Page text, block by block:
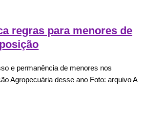
regras para menores de
e permanência de menores nos
Agropecuária desse ano Foto: arquivo A